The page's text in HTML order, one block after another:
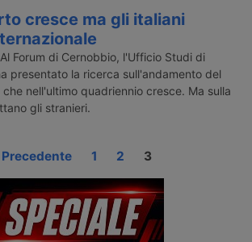
cresce ma gli italiani
Forum di Cernobbio, l'Ufficio Studi di
presentato la ricerca sull'andamento del
nell'ultimo quadriennio cresce. Ma sulla
gli stranieri.
1 2 3